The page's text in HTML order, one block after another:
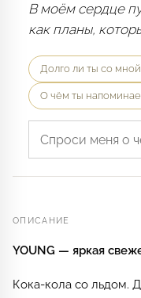
В моём сердце
как планы,
Долго ли ты со
О чём ты
ОПИСАНИЕ
YOUNG — яркая
Кока-кола со льдом.